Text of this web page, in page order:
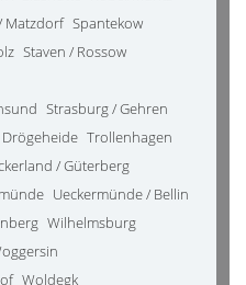
Matzdorf Spantekow
Staven / Rossow
Strasburg / Gehren
Trollenhagen
/ Güterberg
Ueckermünde / Bellin
Wilhelmsburg
Woldegk